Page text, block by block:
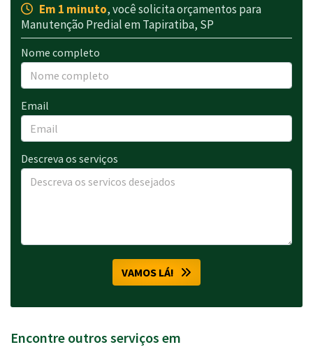
Em 1 minuto, você solicita orçamentos para
Manutenção Predial em Tapiratiba, SP
Nome completo
Email
Descreva os serviços
VAMOS LÁ!
Encontre outros serviços em